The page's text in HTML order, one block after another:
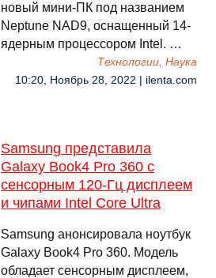
новый мини-ПК под названием
Neptune NAD9, оснащенный 14-
ядерным процессором Intel. …
Технологии, Наука
10:20, Ноябрь 28, 2022 | ilenta.com
Samsung представила
Galaxy Book4 Pro 360 с
сенсорным 120-Гц дисплеем
и чипами Intel Core Ultra
Samsung анонсировала ноутбук
Galaxy Book4 Pro 360. Модель
обладает сенсорным дисплеем,